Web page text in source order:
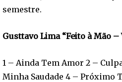
semestre.
Gusttavo Lima “Feito à Mão –
1 – Ainda Tem Amor 2 –
Minha Saudade 4 – Próximo